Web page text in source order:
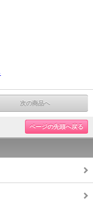
次の商品へ
ページの先頭へ戻る